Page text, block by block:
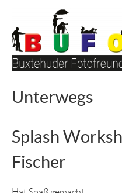
Unterwegs
Splash
Fischer